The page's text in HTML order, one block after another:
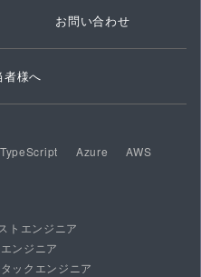
お問い合わせ
者様へ
TypeScript Azure
AWS
トエンジニア
ンジニア
ックエンジニア